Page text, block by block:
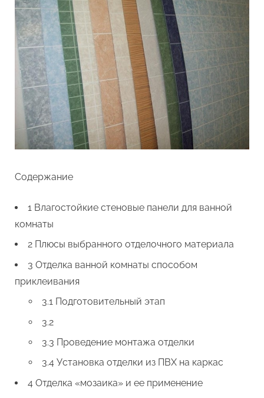
Содержание
1 Влагостойкие стеновые панели для ванной
комнаты
2 Плюсы выбранного отделочного материала
3 Отделка ванной комнаты способом
приклеивания
3.1 Подготовительный этап
3.2
3.3 Проведение монтажа отделки
3.4 Установка отделки из ПВХ на каркас
4 Отделка «мозаика» и ее применение